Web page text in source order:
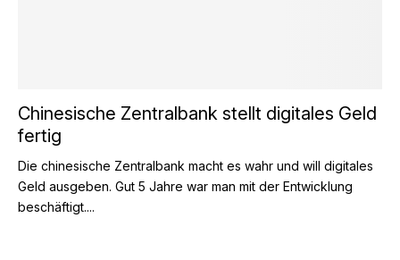
Chinesische Zentralbank stellt digitales Geld
fertig
Die chinesische Zentralbank macht es wahr und will digitales
Geld ausgeben. Gut 5 Jahre war man mit der Entwicklung
beschäftigt....